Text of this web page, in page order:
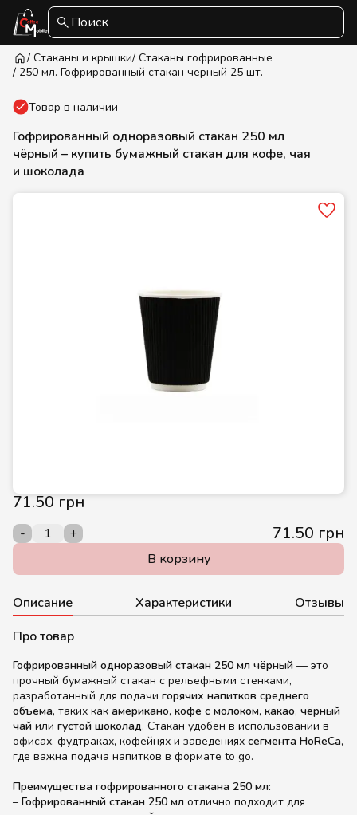
Поиск
/ Стаканы и крышки/ Стаканы гофрированные
/ 250 мл. Гофрированный стакан черный 25 шт.
Товар в наличии
Гофрированный одноразовый стакан 250 мл
чёрный – купить бумажный стакан для кофе, чая
и шоколада
71.50 грн
- + 71.50 грн
В корзину
Описание Характеристики
Отзывы
Про товар
Гофрированный одноразовый стакан 250 мл чёрный — это
прочный бумажный стакан с рельефными стенками,
разработанный для подачи горячих напитков среднего
объема, таких как американо, кофе с молоком, какао, чёрный
чай или густой шоколад. Стакан удобен в использовании в
офисах, фудтраках, кофейнях и заведениях сегмента HoReCa,
где важна подача напитков в формате to go.
Преимущества гофрированного стакана 250 мл:
– Гофрированный стакан 250 мл отлично подходит для